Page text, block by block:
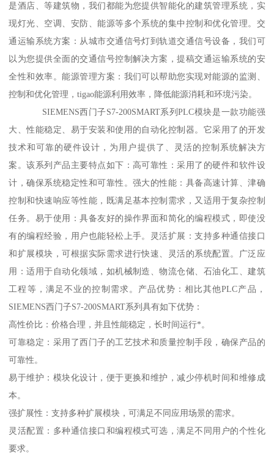
是酒店、等建筑物，我们都能为您提供智能化的建筑管理系统，实
现灯光、空调、安防、能源等多个系统的集中控制和优化管理。交
通运输系统方案：从城市交通信号灯到轨道交通信号设备，我们可
以为您提供全面的交通信号控制解决方案，提稿交通运输系统的安
全性和效率。能源管理方案：我们可以帮助您实现对能源的监测、
控制和优化管理，tigao能源利用效率，降低能源消耗和环境污染。
SIEMENS西门子S7-200SMART系列PLC模块是一款功能强
大、性能稳定、易于安装和使用的自动化控制器。它采用了的开发
技术和可靠的硬件设计，为用户提供了、灵活的控制系统解决方
案。该系列产品主要特点如下：高可靠性：采用了的硬件和软件设
计，确保系统稳定性和可靠性。强大的性能：具备高速计算、津确
控制和快速响应等性能，既满足基本控制需求，又适用于复杂控制
任务。易于使用：具备友好的操作界面和简化的编程模式，即使没
有的编程经验，用户也能轻松上手。灵活扩展：支持多种通信接口
和扩展模块，可根据实际需求进行快速、灵活的系统配置。广泛应
用：适用于自动化领域，如机械制造、物流仓储、石油化工、建筑
工程等，满足不业的控制需求。产品优势：相比其他PLC产品，
SIEMENS西门子S7-200SMART系列具有如下优势：
高性价比：价格合理，并且性能稳定，长时间运行*。
可靠稳定：采用了西门子的工艺技术和质量控制手段，确保产品的
可靠性。
易于维护：模块化设计，便于更换和维护，减少停机时间和维修成
本。
强扩展性：支持多种扩展模块，可满足不同应用场景的需求。
灵活配置：多种通信接口和编程模式可选，满足不同用户的个性化
要求。